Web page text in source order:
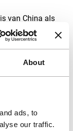
About
ads, to
our traffic.
van China als
sterke and
is een ode aan
China.